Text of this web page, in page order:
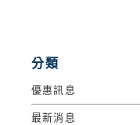
分類
優惠訊息
最新消息